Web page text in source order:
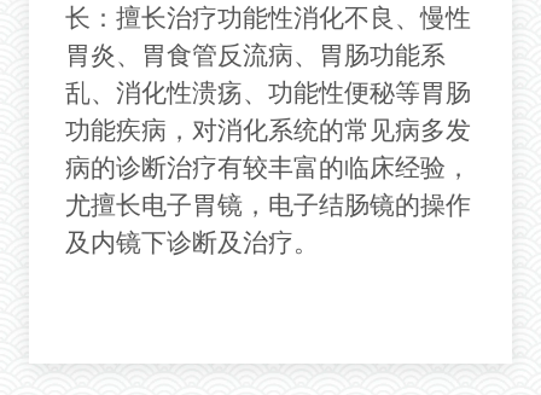
长：擅长治疗功能性消化不良、慢性
胃炎、胃食管反流病、胃肠功能系
乱、消化性溃疡、功能性便秘等胃肠
功能疾病，对消化系统的常见病多发
病的诊断治疗有较丰富的临床经验，
尤擅长电子胃镜，电子结肠镜的操作
及内镜下诊断及治疗。